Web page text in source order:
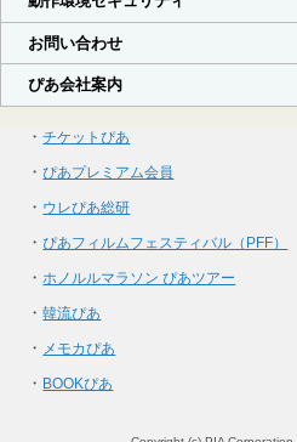
・チケットぴあ
・ぴあプレミアム会員
・ ウレぴあ総研
・ぴあフィルムフェスティバル（PFF）
・ホノルルマラソン ぴあツアー
・韓流ぴあ
・ メモカぴあ
・ BOOKぴあ